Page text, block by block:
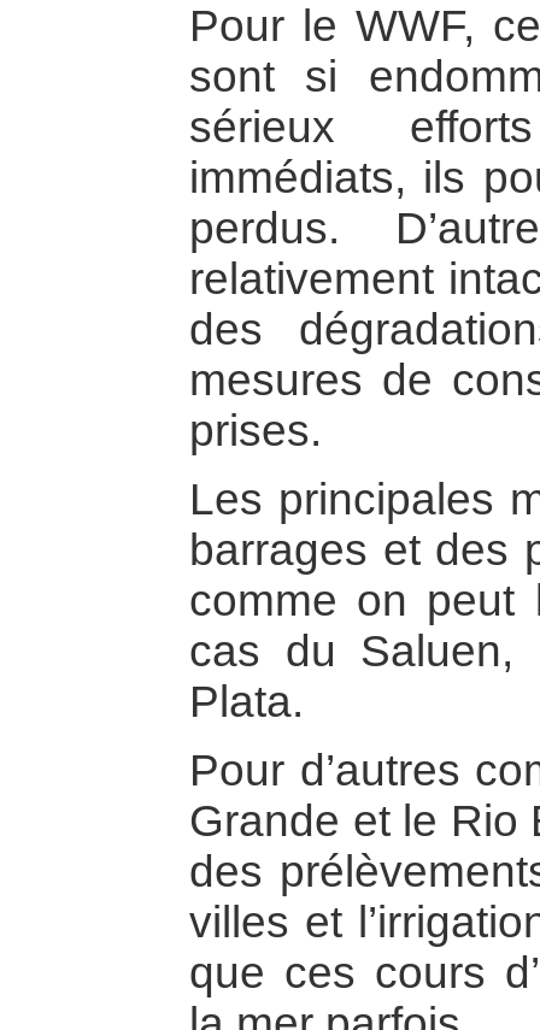
Pour le WWF,
sont si
sérieux
immédiats, ils
perdus.
relativement
des
mesures de
prises.
Les principales
barrages et des
comme on peut
cas du
Plata.
Pour d’autres
Grande et le Rio
des
villes et
que ces cours